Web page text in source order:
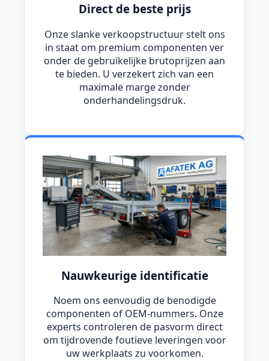
Direct de beste prijs
Onze slanke verkoopstructuur stelt ons
in staat om premium componenten ver
onder de gebruikelijke brutoprijzen aan
te bieden. U verzekert zich van een
maximale marge zonder
onderhandelingsdruk.
Nauwkeurige identificatie
Noem ons eenvoudig de benodigde
componenten of OEM-nummers. Onze
experts controleren de pasvorm direct
om tijdrovende foutieve leveringen voor
uw werkplaats zu voorkomen.